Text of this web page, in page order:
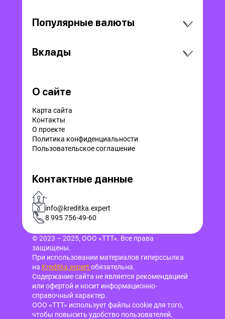
Популярные валюты
Вклады
О сайте
Карта сайта
Контакты
О проекте
Политика конфиденциальности
Пользовательское соглашение
Контактные данные
-
info@kreditka.expert
8 995 756-49-60
© 2023 – 2025, ООО «ТТТ». Все права
защищены.
При использовании материалов гиперссылка
на Kreditka.expert обязательна.
Содержание сайта не является рекомендацией
или офертой и носит информационно-
справочный характер.
ООО «ТТТ» использует файлы cookie для того,
чтобы повысить удобство пользователей,